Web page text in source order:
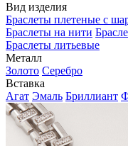
Вид изделия
Браслеты плетеные с
Браслеты на нити
Браслеты литьевые
Металл
Золото Серебро
Вставка
Агат Эмаль Бриллиант